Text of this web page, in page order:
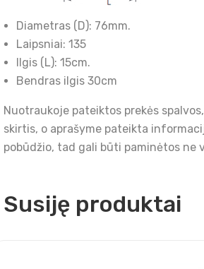
Diametras (D): 76mm.
Laipsniai: 135
Ilgis (L): 15cm.
Bendras ilgis 30cm
Nuotraukoje pateiktos prekės
skirtis, o aprašyme pateikta
pobūdžio, tad gali būti paminėtos ne
Susiję produktai